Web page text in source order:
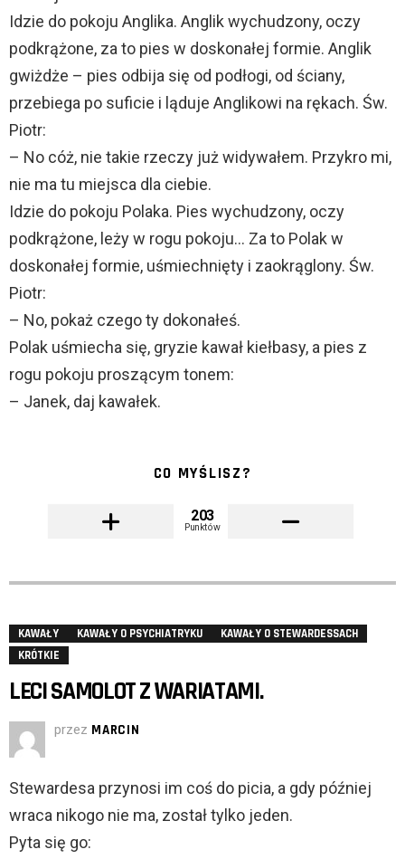
Idzie do pokoju Anglika. Anglik wychudzony, oczy
podkrążone, za to pies w doskonałej formie. Anglik
gwiżdże – pies odbija się od podłogi, od ściany,
przebiega po suficie i ląduje Anglikowi na rękach. Św.
Piotr:
– No cóż, nie takie rzeczy już widywałem. Przykro mi,
nie ma tu miejsca dla ciebie.
Idzie do pokoju Polaka. Pies wychudzony, oczy
podkrążone, leży w rogu pokoju… Za to Polak w
doskonałej formie, uśmiechnięty i zaokrąglony. Św.
Piotr:
– No, pokaż czego ty dokonałeś.
Polak uśmiecha się, gryzie kawał kiełbasy, a pies z
rogu pokoju proszącym tonem:
– Janek, daj kawałek.
CO MYŚLISZ?
203
Punktów
KAWAŁY KAWAŁY O PSYCHIATRYKU
KAWAŁY O STEWARDESSACH
KRÓTKIE
LECI SAMOLOT Z WARIATAMI.
przez MARCIN
Stewardesa przynosi im coś do picia, a gdy później
wraca nikogo nie ma, został tylko jeden.
Pyta się go: